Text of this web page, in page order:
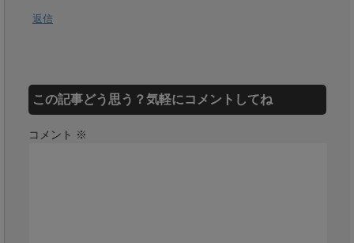
返信
この記事どう思う？気軽にコメントしてね
コメント ※